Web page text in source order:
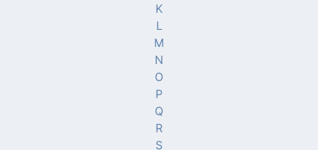
K
L
M
N
O
P
Q
R
S